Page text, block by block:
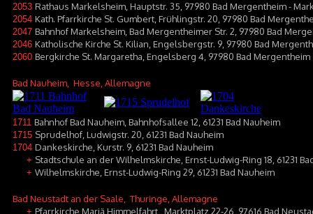
2053 Rathaus Markelsheim, Hauptstr. 35, 97980 Bad Mergentheim -
2054 Kath. Pfarrkirche St. Gumbert, Frühlingstr. 20, 97980 Bad
2047 Bahnhof Markelsheim, Bad Mergentheimer Str. 2, 97980 Bad
2046 Katholische Kirche St. Kilian, Engelsbergstr. 9, 97980 Bad
2060 Bergkirche St. Margaretha, Engelsberg 4, 97980 Bad Mergentheim
Bad Nauheim , Hesse, Allemagne
1711 Bahnhof Bad Nauheim, Bahnhofsallee 12, 61231 Bad Nauheim
1715 Sprudelhof, Ludwigstr. 20, 61231 Bad Nauheim
1704 Dankeskirche, Kurstr. 9, 61231 Bad Nauheim
+ Stadtschule an der Wilhelmskirche, Ernst-Ludwig-Ring 18, 61231
+ Wilhelmskirche, Ernst-Ludwig-Ring 29, 61231 Bad Nauheim
Bad Neustadt an der Saale , Thuringe, Allemagne
+ Pfarrkirche Mariä Himmelfahrt , Marktplatz 22-26, 97616 Bad